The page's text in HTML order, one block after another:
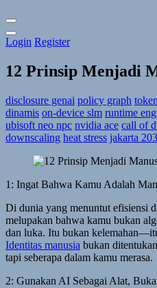
Toggle
Theme
Login Register
12 Prinsip Menjadi
disclosure genai policy graph
dinamis on-device slm runtime
ubisoft neo npc nvidia ace call of
downscaling heat stress jakarta
1: Ingat Bahwa Kamu Adalah
Di dunia yang menuntut efisiensi
melupakan bahwa kamu bukan
dan luka. Itu bukan
Identitas manusia bukan
tapi seberapa dalam kamu merasa.
2: Gunakan AI Sebagai Alat,